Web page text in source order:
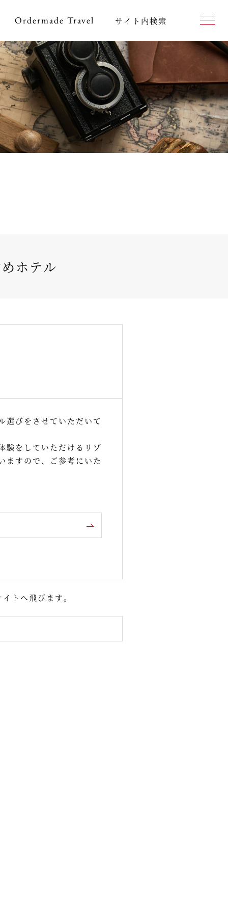
Ordermade Travel サイト内検索
ホテル
選びをさせていただいて
験をしていただけるリゾ
ますので、ご参考にいた
トへ飛びます。